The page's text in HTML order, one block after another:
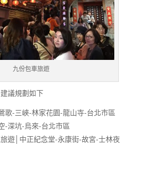
九份包車旅遊
議規劃如下
歌-三峽-林家花園-龍山寺-台北市區
-深坑-烏來-台北市區
遊│中正紀念堂-永康街-故宮-士林夜